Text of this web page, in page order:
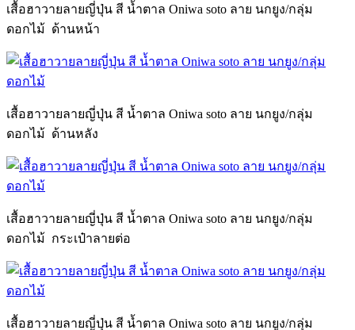
เสื้อฮาวายลายญี่ปุ่น สี น้ำตาล Oniwa soto ลาย นกยูง/กลุ่ม
ดอกไม้ ด้านหน้า
เสื้อฮาวายลายญี่ปุ่น สี น้ำตาล Oniwa soto ลาย นกยูง/กลุ่ม
ดอกไม้ ด้านหลัง
เสื้อฮาวายลายญี่ปุ่น สี น้ำตาล Oniwa soto ลาย นกยูง/กลุ่ม
ดอกไม้ กระเป๋าลายต่อ
เสื้อฮาวายลายญี่ปุ่น สี น้ำตาล Oniwa soto ลาย นกยูง/กลุ่ม